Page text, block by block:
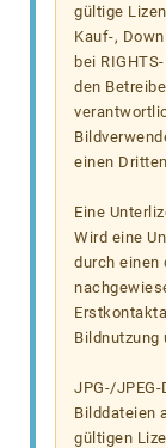
gültige
Kauf-,
bei
den
einen
Eine
Wird eine
durch einen
Bildnutzung
JPG-/
Bilddateien
gültigen